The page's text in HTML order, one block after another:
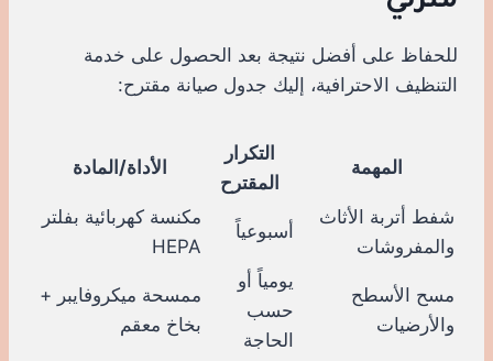
للحفاظ على أفضل نتيجة بعد الحصول على خدمة
التنظيف الاحترافية، إليك جدول صيانة مقترح:
المهمة
التكرار
المقترح
الأداة/المادة
شفط أتربة الأثاث
والمفروشات
أسبوعياً
مكنسة كهربائية بفلتر
HEPA
مسح الأسطح
والأرضيات
يومياً أو
حسب
الحاجة
ممسحة ميكروفايبر +
بخاخ معقم